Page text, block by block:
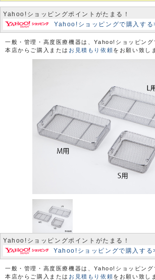
Yahoo!ショッピングポイントがたまる！
Yahoo!ショッピングで購入する
一般・管理・高度医療機器は、Yahoo!ショッピング
本店からご購入または お見積もり依頼をお願い致し
Yahoo!ショッピングポイントがたまる！
Yahoo!ショッピングで購入する
一般・管理・高度医療機器は、Yahoo!ショッピング
本店からご購入または お見積もり依頼をお願い致し